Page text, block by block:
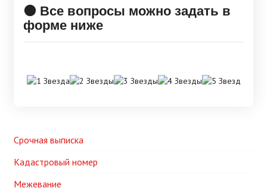
🟠 Все вопросы можно задать в
форме ниже
Срочная выписка
Кадастровый номер
Межевание